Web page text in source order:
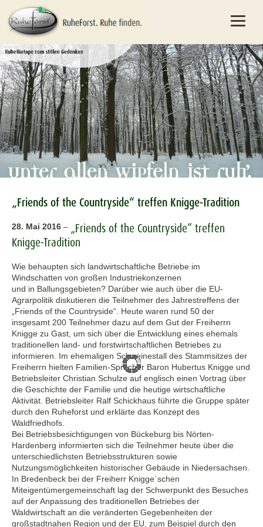
„Friends of the Countryside“ treffen Knigge-Tradition
28. Mai 2016 – „Friends of the Countryside“ treffen
Knigge-Tradition
Wie behaupten sich landwirtschaftliche Betriebe im
Windschatten von großen Industriekonzernen
und in Ballungsgebieten? Darüber wie auch über die EU-
Agrarpolitik diskutieren die Teilnehmer des Jahrestreffens der
„Friends of the Countryside“. Heute waren rund 50 der
insgesamt 200 Teilnehmer dazu auf dem Gut der Freiherrn
Knigge zu Gast, um sich über die Entwicklung eines ehemals
traditionellen land- und forstwirtschaftlichen Betriebes zu
informieren. Im ehemaligen Schweinestall des Stammsitzes der
Freiherrn hielten Familien-Sprecher Baron Hubertus Knigge und
Betriebsleiter Christian Schulze auf englisch einen Vortrag über
die Geschichte der Familie und die heutige wirtschaftliche
Aktivität. Betriebsleiter Ralf Schickhaus führte die Gruppe später
durch den Ruheforst und erklärte das Konzept des
Waldfriedhofs.
Bei Betriebsbesichtigungen von Bückeburg bis Nörten-
Hardenberg informierten sich die Teilnehmer heute über die
unterschiedlichsten Betriebsstrukturen sowie
Nutzungsmöglichkeiten historischer Gebäude in Niedersachsen.
In Bredenbeck bei der Freiherr Knigge´schen
Miteigentümergemeinschaft lag der Schwerpunkt des Besuches
auf der Anpassung des traditionellen Betriebes der
Waldwirtschaft an die veränderten Gegebenheiten der
großstadtnahen Region und der EU, zum Beispiel durch den